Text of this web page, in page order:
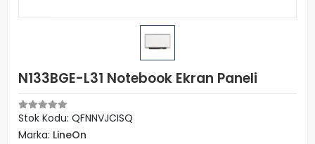
N133BGE-L31 Notebook Ekran Paneli
Stok Kodu: QFNNVJCISQ
Marka: LineOn